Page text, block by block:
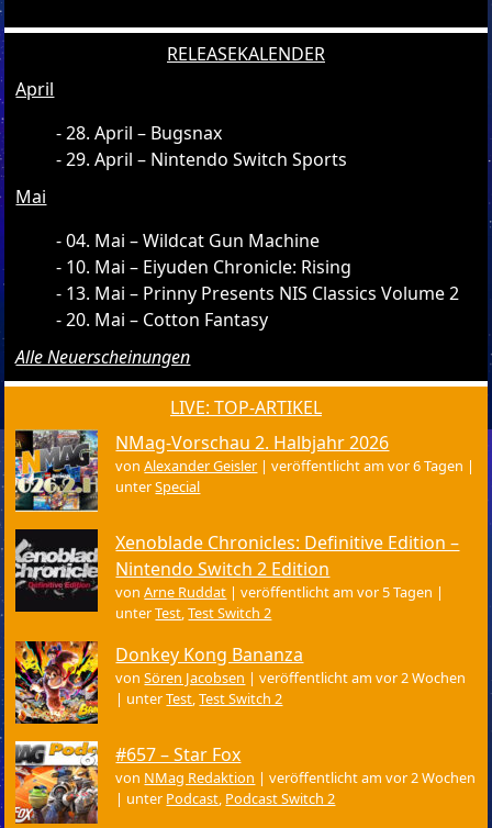
RELEASEKALENDER
April
28. April – Bugsnax
29. April – Nintendo Switch Sports
Mai
04. Mai – Wildcat Gun Machine
10. Mai – Eiyuden Chronicle: Rising
13. Mai – Prinny Presents NIS Classics Volume 2
20. Mai – Cotton Fantasy
Alle Neuerscheinungen
LIVE: TOP-ARTIKEL
NMag-Vorschau 2. Halbjahr 2026
vonAlexander Geisler |veröffentlicht am vor 6 Tagen |
unterSpecial
Xenoblade Chronicles: Definitive Edition –
Nintendo Switch 2 Edition
vonArne Ruddat |veröffentlicht am vor 5 Tagen |
unterTest,Test Switch 2
Donkey Kong Bananza
vonSören Jacobsen |veröffentlicht am vor 2 Wochen
| unterTest,Test Switch 2
#657 – Star Fox
von NMag Redaktion |veröffentlicht am vor 2 Wochen
| unter Podcast, Podcast Switch 2